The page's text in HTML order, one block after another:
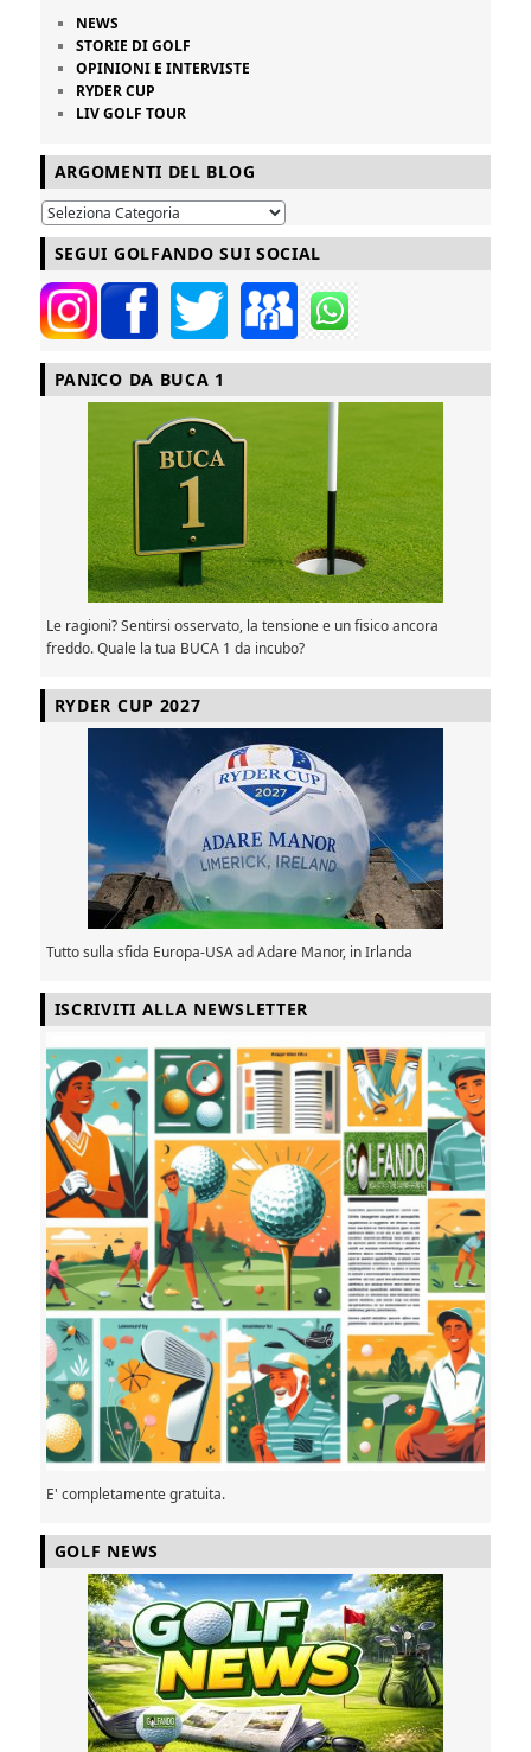
NEWS
STORIE DI GOLF
OPINIONI E INTERVISTE
RYDER CUP
LIV GOLF TOUR
ARGOMENTI DEL BLOG
SEGUI GOLFANDO SUI SOCIAL
PANICO DA BUCA 1
Le ragioni? Sentirsi osservato, la tensione e un fisico ancora
freddo. Quale la tua BUCA 1 da incubo?
RYDER CUP 2027
Tutto sulla sfida Europa-USA ad Adare Manor, in Irlanda
ISCRIVITI ALLA NEWSLETTER
E' completamente gratuita.
GOLF NEWS